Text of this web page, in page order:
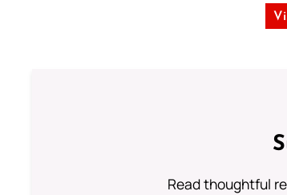
Read thoughtful